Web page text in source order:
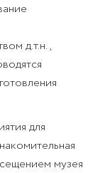
д.т.н.,
для
музея